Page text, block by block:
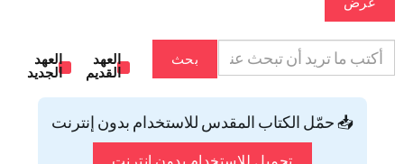
بحث
العهد
القديم
العهد
الجديد
📥 حمّل الكتاب المقدس للاستخدام بدون إنترنت
تحميل للاستخدام بدون إنترنت